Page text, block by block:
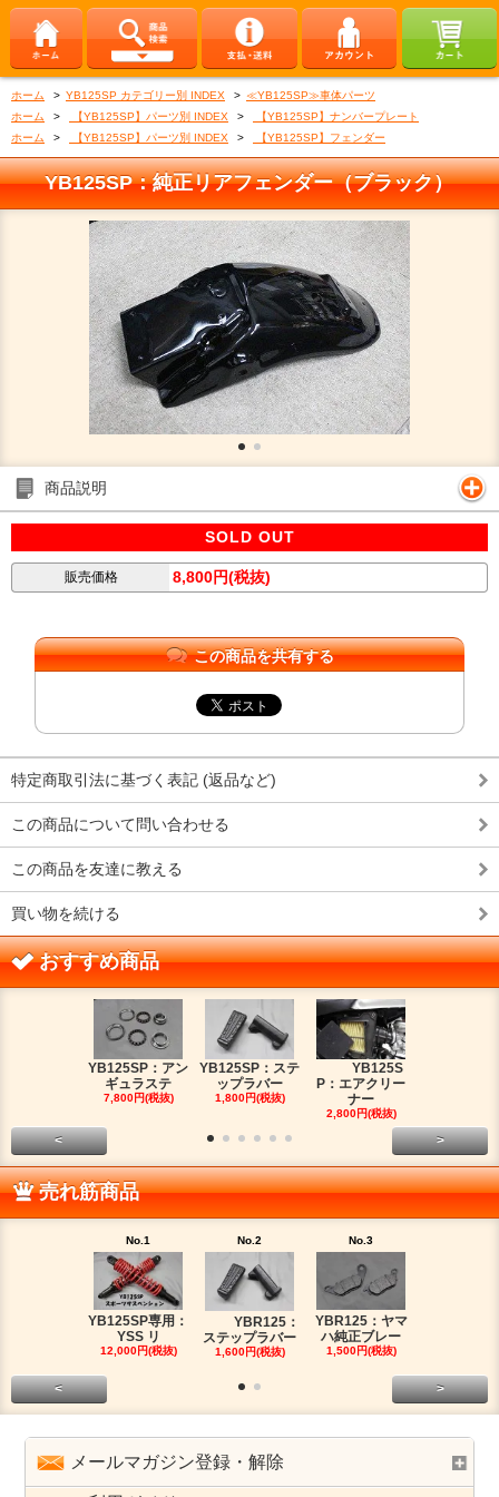
ホーム > YB125SP カテゴリー別 INDEX > ≪YB125SP≫車体パーツ
ホーム
> 【YB125SP】パーツ別 INDEX >
【YB125SP】ナンバープレート
ホーム
> 【YB125SP】パーツ別 INDEX > 【YB125SP】フェンダー
YB125SP：純正リアフェンダー（ブラック）
商品説明
SOLD OUT
販売価格 8,800円(税抜)
この商品を共有する
特定商取引法に基づく表記 (返品など)
この商品について問い合わせる
この商品を友達に教える
買い物を続ける
おすすめ商品
YB125SP：アン
ギュラステ
7,800円(税抜)
YB125SP：ステ
ップラバー
1,800円(税抜)
YB125S
P：エアクリー
ナー
2,800円(税抜)
< >
売れ筋商品
No.1
YB125SP専用：
YSS リ
12,000円(税抜)
No.2
YBR125：
ステップラバー
1,600円(税抜)
No.3
YBR125：ヤマ
ハ純正ブレー
1,500円(税抜)
< >
メールマガジン登録・解除